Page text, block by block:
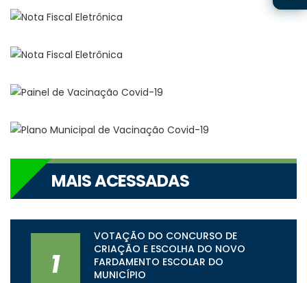
MAIS ACESSADAS
1
VOTAÇÃO DO CONCURSO DE
CRIAÇÃO E ESCOLHA DO NOVO
FARDAMENTO ESCOLAR DO
MUNICÍPIO